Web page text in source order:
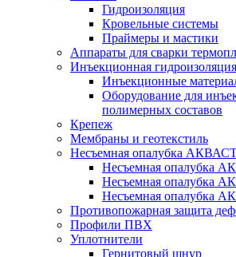
Гидроизоляция
Кровельные системы
Праймеры и мастики
Аппараты для сварки
Инъекционная гидроизоляция
Инъекционные
Оборудование для
полимерных составов
Крепеж
Мембраны и геотекстиль
Несъемная опалубка
Несъемная опалубка
Несъемная опалубка
Несъемная опалубка
Противопожарная защита
Профили ПВХ
Уплотнители
Гернитовый шнур